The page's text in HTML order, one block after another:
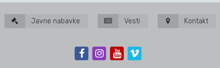
Javne nabavke Vesti Kontakt